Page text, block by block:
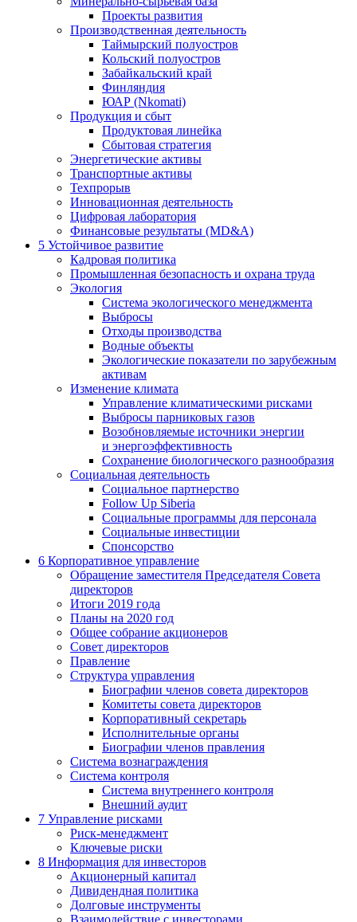
Проекты развития
Производственная деятельность
Таймырский полуостров
Кольский полуостров
Забайкальский край
Финляндия
ЮАР (Nkomati)
Продукция и сбыт
Продуктовая линейка
Сбытовая стратегия
Энергетические активы
Транспортные активы
Техпрорыв
Инновационная деятельность
Цифровая лаборатория
Финансовые результаты (MD&A)
5 Устойчивое развитие
Кадровая политика
Промышленная безопасность и охрана труда
Экология
Система экологического менеджмента
Выбросы
Отходы производства
Водные объекты
Экологические показатели по зарубежным
активам
Изменение климата
Управление климатическими рисками
Выбросы парниковых газов
Возобновляемые источники энергии
и энергоэффективность
Сохранение биологического разнообразия
Социальная деятельность
Социальное партнерство
Follow Up Siberia
Социальные программы для персонала
Социальные инвестиции
Спонсорство
6 Корпоративное управление
Обращение заместителя Председателя Совета
директоров
Итоги 2019 года
Планы на 2020 год
Общее собрание акционеров
Совет директоров
Правление
Структура управления
Биографии членов совета директоров
Комитеты совета директоров
Корпоративный секретарь
Исполнительные органы
Биографии членов правления
Система вознаграждения
Система контроля
Система внутреннего контроля
Внешний аудит
7 Управление рисками
Риск-менеджмент
Ключевые риски
8 Информация для инвесторов
Акционерный капитал
Дивидендная политика
Долговые инструменты
Взаимодействие с инвеcторами